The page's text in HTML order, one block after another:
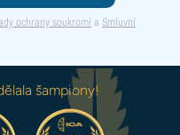
ochrany soukromí a Smluvní
šampiony!